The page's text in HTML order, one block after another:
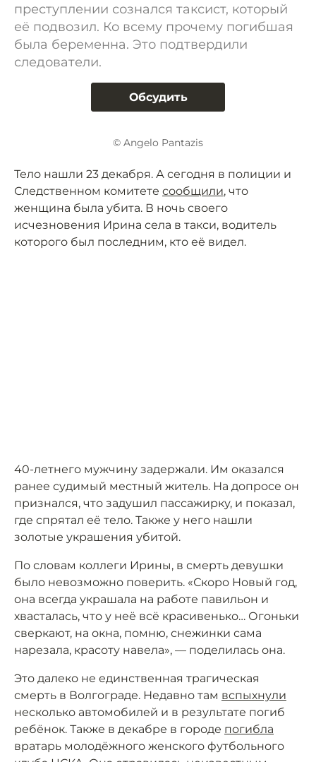
преступлении сознался таксист, который
её подвозил. Ко всему прочему погибшая
была беременна. Это подтвердили
следователи.
Обсудить
© Angelo Pantazis
Тело нашли 23 декабря. А сегодня в полиции и
Следственном комитете сообщили, что
женщина была убита. В ночь своего
исчезновения Ирина села в такси, водитель
которого был последним, кто её видел.
40-летнего мужчину задержали. Им оказался
ранее судимый местный житель. На допросе он
признался, что задушил пассажирку, и показал,
где спрятал её тело. Также у него нашли
золотые украшения убитой.
По словам коллеги Ирины, в смерть девушки
было невозможно поверить. «Скоро Новый год,
она всегда украшала на работе павильон и
хвасталась, что у неё всё красивенько… Огоньки
сверкают, на окна, помню, снежинки сама
нарезала, красоту навела», — поделилась она.
Это далеко не единственная трагическая
смерть в Волгограде. Недавно там вспыхнули
несколько автомобилей и в результате погиб
ребёнок. Также в декабре в городе погибла
вратарь молодёжного женского футбольного